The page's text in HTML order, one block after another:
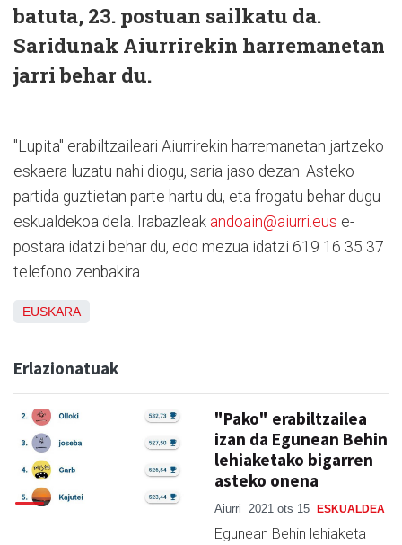
batuta, 23. postuan sailkatu da.
Saridunak Aiurrirekin harremanetan
jarri behar du.
"Lupita" erabiltzaileari Aiurrirekin harremanetan jartzeko
eskaera luzatu nahi diogu, saria jaso dezan. Asteko
partida guztietan parte hartu du, eta frogatu behar dugu
eskualdekoa dela. Irabazleak andoain@aiurri.eus e-
postara idatzi behar du, edo mezua idatzi 619 16 35 37
telefono zenbakira.
EUSKARA
Erlazionatuak
"Pako" erabiltzailea
izan da Egunean Behin
lehiaketako bigarren
asteko onena
Aiurri 2021 ots 15 ESKUALDEA
Egunean Behin lehiaketa